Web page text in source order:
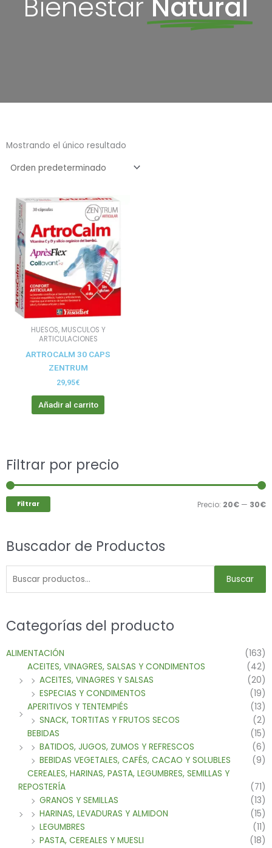
Bienestar Natural
Mostrando el único resultado
HUESOS, MUSCULOS Y
ARTICULACIONES
ARTROCALM 30 CAPS
ZENTRUM
29,95€
Añadir al carrito
Filtrar por precio
Filtrar Precio: 20€ — 30€
Buscador de Productos
Buscar
Buscar
Categorías del producto
ALIMENTACIÓN
(163)
ACEITES, VINAGRES, SALSAS Y CONDIMENTOS
(42)
ACEITES, VINAGRES Y SALSAS
(20)
ESPECIAS Y CONDIMENTOS
(19)
APERITIVOS Y TENTEMPIÉS
(13)
SNACK, TORTITAS Y FRUTOS SECOS
(2)
BEBIDAS
(15)
BATIDOS, JUGOS, ZUMOS Y REFRESCOS
(6)
BEBIDAS VEGETALES, CAFÉS, CACAO Y SOLUBLES
(9)
CEREALES, HARINAS, PASTA, LEGUMBRES, SEMILLAS Y
REPOSTERÍA
(71)
GRANOS Y SEMILLAS
(13)
HARINAS, LEVADURAS Y ALMIDON
(15)
LEGUMBRES
(11)
PASTA, CEREALES Y MUESLI
(18)